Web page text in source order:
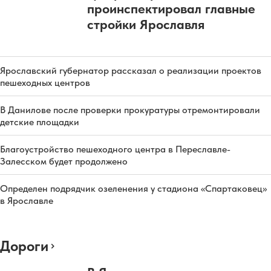
проинспектировал главные
стройки Ярославля
Ярославский губернатор рассказал о реализации проектов
пешеходных центров
В Данилове после проверки прокуратуры отремонтировали
детские площадки
Благоустройство пешеходного центра в Переславле-
Залесском будет продолжено
Определен подрядчик озеленения у стадиона «Спартаковец»
в Ярославле
Дороги